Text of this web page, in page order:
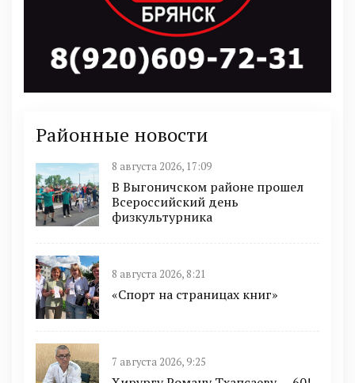
Районные новости
8 августа 2026, 17:09
В Выгоничском районе прошел
Всероссийский день
физкультурника
8 августа 2026, 8:21
«Спорт на страницах книг»
7 августа 2026, 9:25